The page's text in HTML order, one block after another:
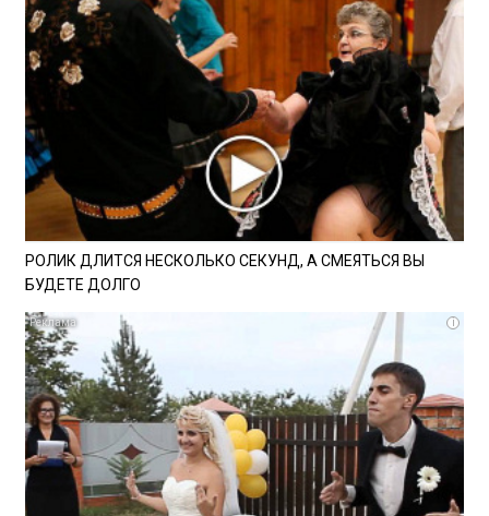
РОЛИК ДЛИТСЯ НЕСКОЛЬКО СЕКУНД, А СМЕЯТЬСЯ ВЫ
БУДЕТЕ ДОЛГО
i